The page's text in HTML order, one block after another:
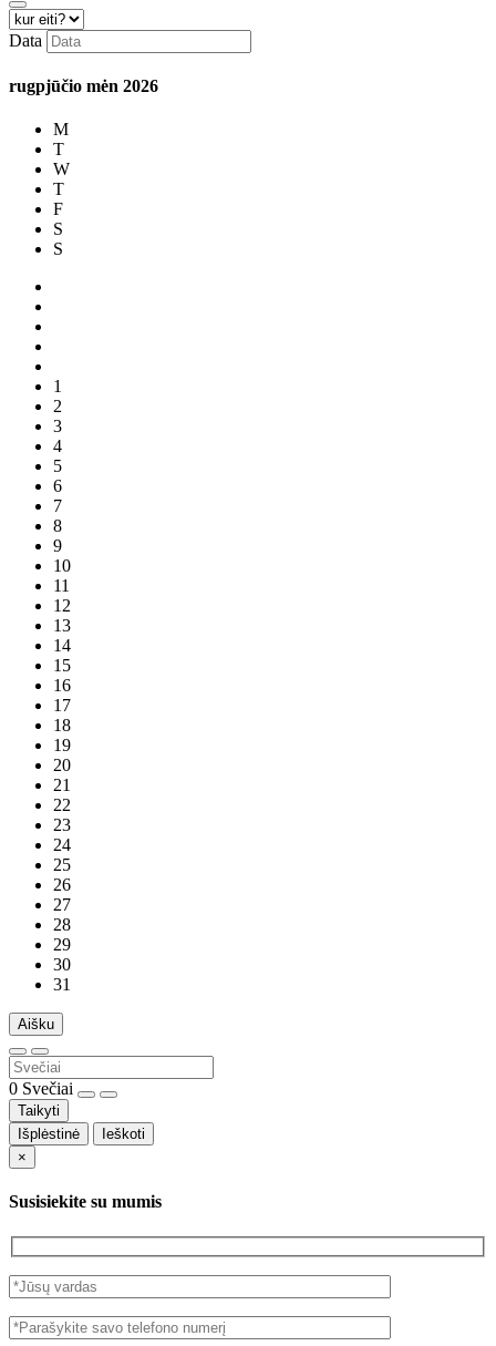
Data
rugpjūčio mėn 2026
M
T
W
T
F
S
S
1
2
3
4
5
6
7
8
9
10
11
12
13
14
15
16
17
18
19
20
21
22
23
24
25
26
27
28
29
30
31
Aišku
0 Svečiai
Taikyti
Išplėstinė
Ieškoti
×
Susisiekite su mumis